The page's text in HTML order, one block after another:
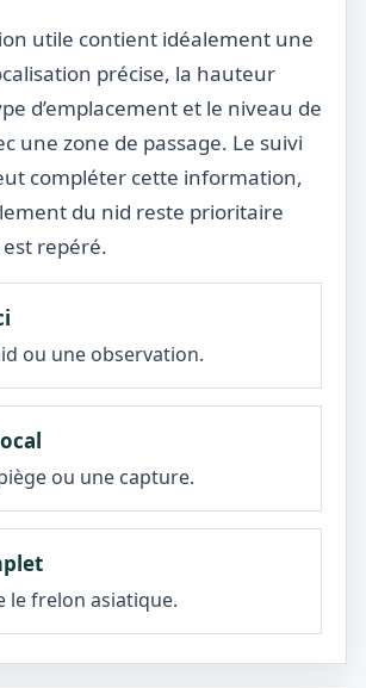
utile contient idéalement une
précise, la hauteur
d’emplacement et le niveau de
une zone de passage. Le suivi
compléter cette information,
du nid reste prioritaire
est repéré.
ou une observation.
ou une capture.
le frelon asiatique.